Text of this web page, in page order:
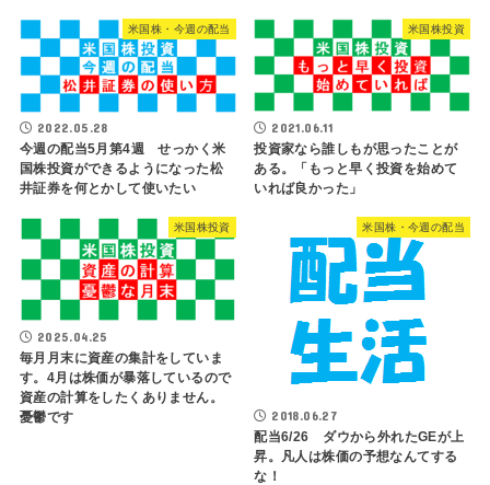
米国株・今週の配当
2022.05.28
今週の配当5月第4週 せっかく米
国株投資ができるようになった松
井証券を何とかして使いたい
米国株投資
2021.06.11
投資家なら誰しもが思ったことが
ある。「もっと早く投資を始めて
いれば良かった」
米国株投資
2025.04.25
毎月月末に資産の集計をしていま
す。4月は株価が暴落しているので
資産の計算をしたくありません。
憂鬱です
米国株・今週の配当
2018.06.27
配当6/26 ダウから外れたGEが上
昇。凡人は株価の予想なんてする
な！